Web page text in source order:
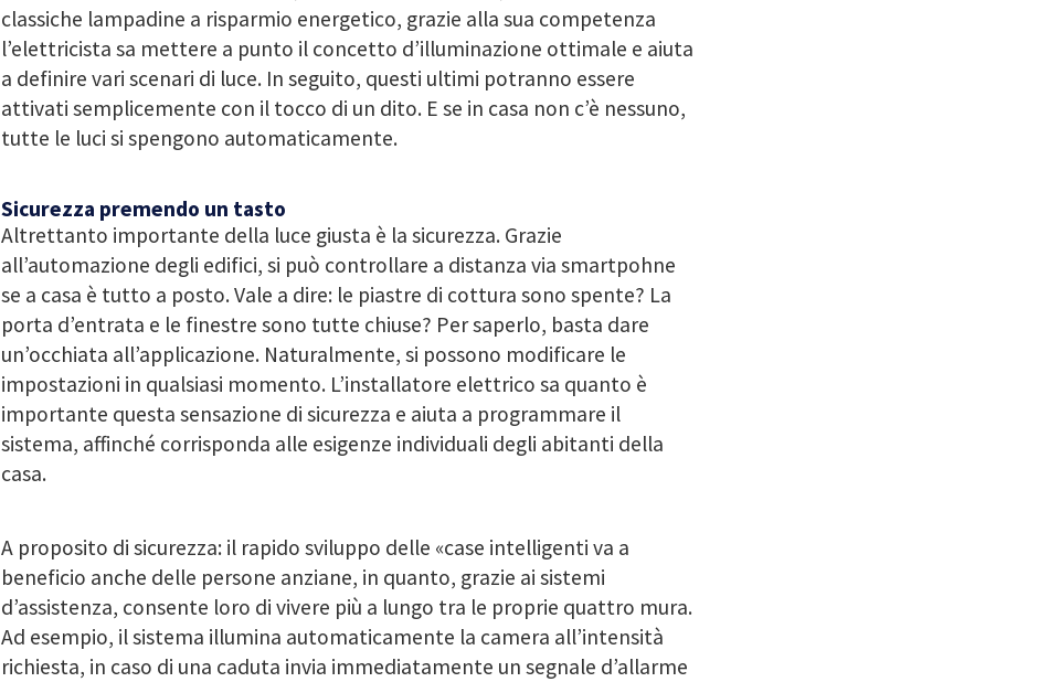
classiche lampadine a risparmio energetico, grazie alla sua competenza
l’elettricista sa mettere a punto il concetto d’illuminazione ottimale e aiuta
a definire vari scenari di luce. In seguito, questi ultimi potranno essere
attivati semplicemente con il tocco di un dito. E se in casa non c’è nessuno,
tutte le luci si spengono automaticamente.
Sicurezza premendo un tasto
Altrettanto importante della luce giusta è la sicurezza. Grazie
all’automazione degli edifici, si può controllare a distanza via smartpohne
se a casa è tutto a posto. Vale a dire: le piastre di cottura sono spente? La
porta d’entrata e le finestre sono tutte chiuse? Per saperlo, basta dare
un’occhiata all’applicazione. Naturalmente, si possono modificare le
impostazioni in qualsiasi momento. L’installatore elettrico sa quanto è
importante questa sensazione di sicurezza e aiuta a programmare il
sistema, affinché corrisponda alle esigenze individuali degli abitanti della
casa.
A proposito di sicurezza: il rapido sviluppo delle «case intelligenti va a
beneficio anche delle persone anziane, in quanto, grazie ai sistemi
d’assistenza, consente loro di vivere più a lungo tra le proprie quattro mura.
Ad esempio, il sistema illumina automaticamente la camera all’intensità
richiesta, in caso di una caduta invia immediatamente un segnale d’allarme